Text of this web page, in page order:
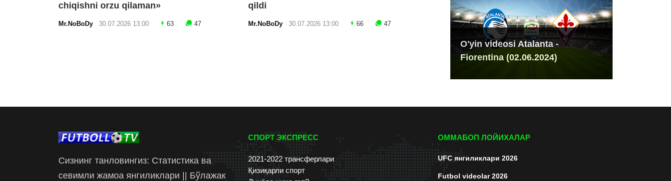
chiqishni orzu qilaman»
Mr.NoBoDy 30.07.2026 13:00 63 47
qildi
Mr.NoBoDy 30.07.2026 13:00 66 47
O'yin videosi Atalanta -
Fiorentina (02.06.2024)
Сизнинг танловингиз: Статистика ва
севимли жамоа янгиликлари || Бўлажак
СПОРТ ЭКСПРЕСС
2021-2022 трансферлари
Қизиқарли спорт
ОММАБОП ЛОЙИХАЛАР
UFC янгиликлари 2026
Futbol videolar 2026